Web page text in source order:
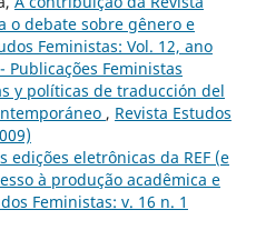
o debate sobre gênero e
Feministas: Vol. 12, ano
Publicações Feministas
y políticas de traducción del
, Revista Estudos
edições eletrônicas da REF (e
à produção acadêmica e
Feministas: v. 16 n. 1